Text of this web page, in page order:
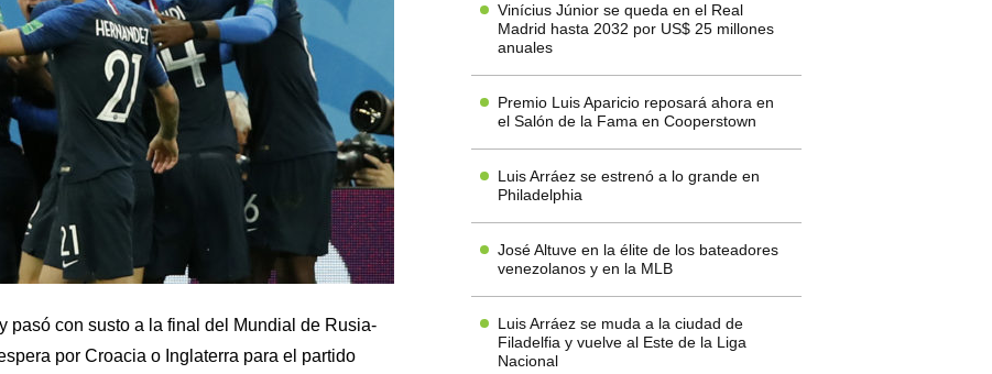
pasó con susto a la final del Mundial de Rusia-
por Croacia o Inglaterra para el partido
Vinícius Júnior se queda en el Real
Madrid hasta 2032 por US$ 25 millones
anuales
Premio Luis Aparicio reposará ahora en
el Salón de la Fama en Cooperstown
Luis Arráez se estrenó a lo grande en
Philadelphia
José Altuve en la élite de los bateadores
venezolanos y en la MLB
Luis Arráez se muda a la ciudad de
Filadelfia y vuelve al Este de la Liga
Nacional